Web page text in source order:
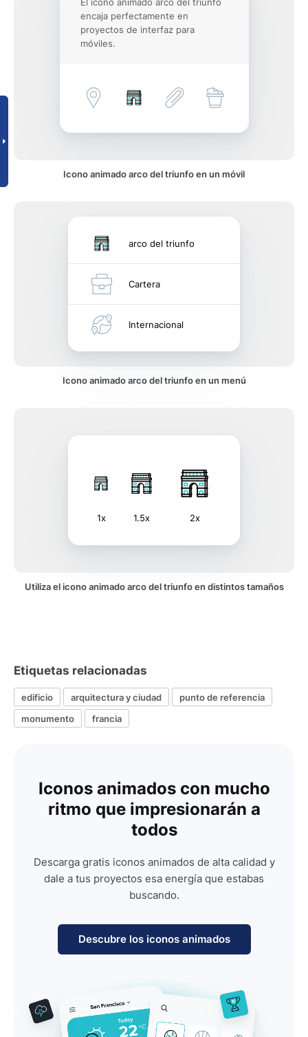
encaja perfectamente en
proyectos de interfaz para
móviles.
Icono animado arco del triunfo en un móvil
arco del triunfo
Cartera
Internacional
Icono animado arco del triunfo en un menú
1x 1.5x 2x
Utiliza el icono animado arco del triunfo en distintos tamaños
Etiquetas relacionadas
edificio arquitectura y ciudad
punto de referencia
monumento
francia
Iconos animados con mucho
ritmo que impresionarán a
todos
Descarga gratis iconos animados de alta calidad y
dale a tus proyectos esa energía que estabas
buscando.
Descubre los iconos animados